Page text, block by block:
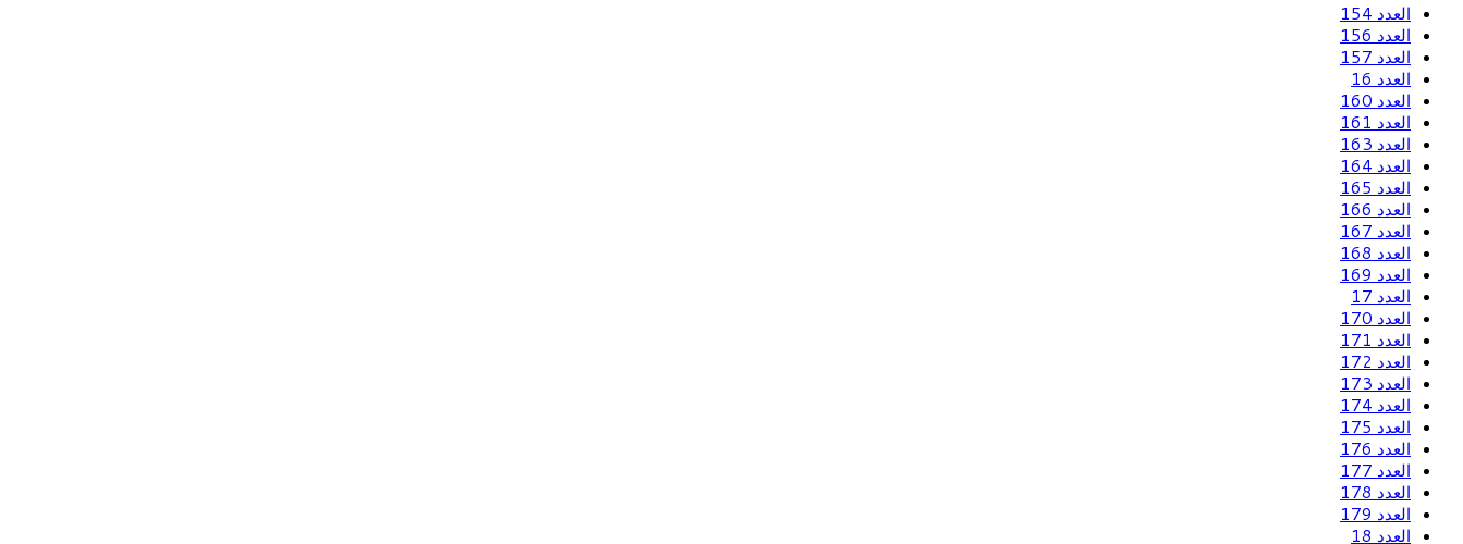
العدد 154
العدد 156
العدد 157
العدد 16
العدد 160
العدد 161
العدد 163
العدد 164
العدد 165
العدد 166
العدد 167
العدد 168
العدد 169
العدد 17
العدد 170
العدد 171
العدد 172
العدد 173
العدد 174
العدد 175
العدد 176
العدد 177
العدد 178
العدد 179
العدد 18